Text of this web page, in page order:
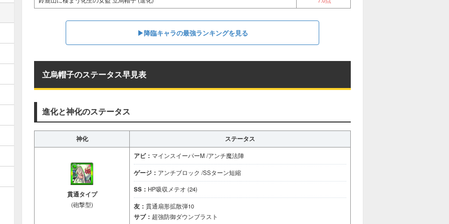
▶︎︎降臨キャラの最強ランキングを見る
立烏帽子のステータス早見表
進化と神化のステータス
神化 ステータス
貫通タイプ
(砲撃型)
アビ： マインスイーパーM /アンチ魔法陣
ゲージ： アンチブロック /SSターン短縮
SS： HP吸収メテオ (24)
友： 貫通扇形拡散弾10
サブ： 超強防御ダウンブラスト